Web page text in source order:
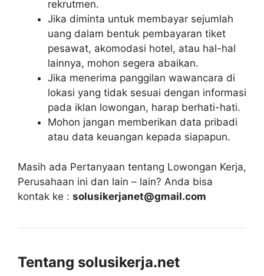
rekrutmen.
Jika diminta untuk membayar sejumlah
uang dalam bentuk pembayaran tiket
pesawat, akomodasi hotel, atau hal-hal
lainnya, mohon segera abaikan.
Jika menerima panggilan wawancara di
lokasi yang tidak sesuai dengan informasi
pada iklan lowongan, harap berhati-hati.
Mohon jangan memberikan data pribadi
atau data keuangan kepada siapapun.
Masih ada Pertanyaan tentang Lowongan Kerja,
Perusahaan ini dan lain – lain? Anda bisa
kontak ke : solusikerjanet@gmail.com
Tentang solusikerja.net